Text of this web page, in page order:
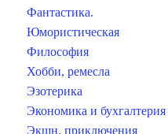
Фантастика.
Юмористическая
Философия
Хобби, ремесла
Эзотерика
Экономика и бухгалтерия
Экшн, приключения